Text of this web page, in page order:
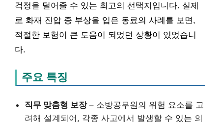
걱정을 덜어줄 수 있는 최고의 선택지입니다. 실제
로 화재 진압 중 부상을 입은 동료의 사례를 보면,
적절한 보험이 큰 도움이 되었던 상황이 있었습니
다.
주요 특징
직무 맞춤형 보장– 소방공무원의 위험 요소를 고
려해 설계되어, 각종 사고에서 발생할 수 있는 의